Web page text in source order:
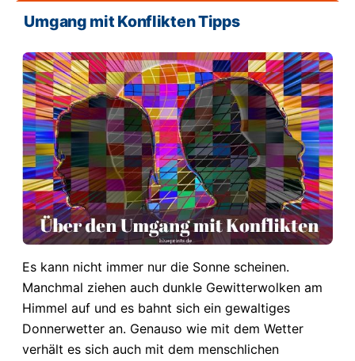
Umgang mit Konflikten Tipps
Es kann nicht immer nur die Sonne scheinen.
Manchmal ziehen auch dunkle Gewitterwolken am
Himmel auf und es bahnt sich ein gewaltiges
Donnerwetter an. Genauso wie mit dem Wetter
verhält es sich auch mit dem menschlichen